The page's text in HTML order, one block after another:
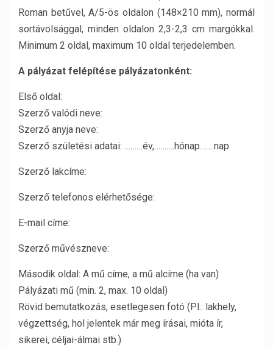
Roman betűvel, A/5-ös oldalon (148×210 mm), normál
sortávolsággal, minden oldalon 2,3-2,3 cm margókkal.
Minimum 2 oldal, maximum 10 oldal terjedelemben.
A pályázat felépítése pályázatonként:
Első oldal:
Szerző valódi neve:
Szerző anyja neve:
Szerző születési adatai: ………év,……….hónap…….nap
Szerző lakcíme:
Szerző telefonos elérhetősége:
E-mail címe:
Szerző művészneve:
Második oldal: A mű címe, a mű alcíme (ha van)
Pályázati mű (min. 2, max. 10 oldal)
Rövid bemutatkozás, esetlegesen fotó (Pl.: lakhely,
végzettség, hol jelentek már meg írásai, mióta ír,
sikerei, céljai-álmai stb.)